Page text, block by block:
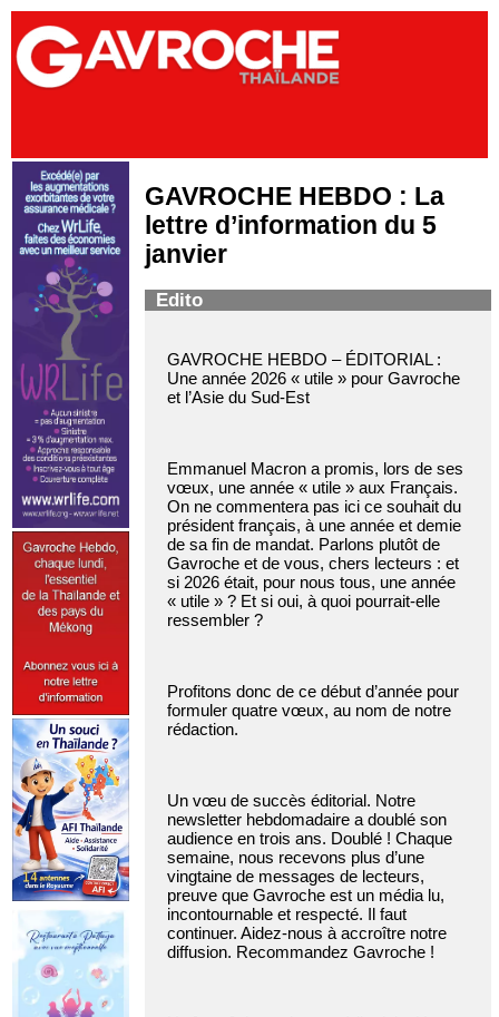
GAVROCHE HEBDO : La
lettre d’information du 5
janvier
Edito
GAVROCHE HEBDO – ÉDITORIAL :
Une année 2026 « utile » pour Gavroche
et l’Asie du Sud-Est
Emmanuel Macron a promis, lors de ses
vœux, une année « utile » aux Français.
On ne commentera pas ici ce souhait du
président français, à une année et demie
de sa fin de mandat. Parlons plutôt de
Gavroche et de vous, chers lecteurs : et
si 2026 était, pour nous tous, une année
« utile » ? Et si oui, à quoi pourrait-elle
ressembler ?
Profitons donc de ce début d’année pour
formuler quatre vœux, au nom de notre
rédaction.
Un vœu de succès éditorial. Notre
newsletter hebdomadaire a doublé son
audience en trois ans. Doublé ! Chaque
semaine, nous recevons plus d’une
vingtaine de messages de lecteurs,
preuve que Gavroche est un média lu,
incontournable et respecté. Il faut
continuer. Aidez-nous à accroître notre
diffusion. Recommandez Gavroche !